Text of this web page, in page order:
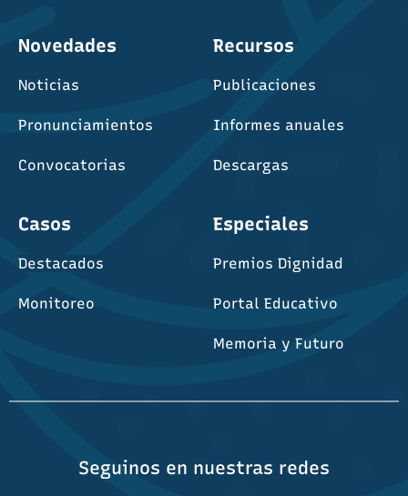
Novedades
Noticias
Pronunciamientos
Convocatorias
Recursos
Publicaciones
Informes anuales
Descargas
Casos
Destacados
Monitoreo
Especiales
Premios Dignidad
Portal Educativo
Memoria y Futuro
Seguinos en nuestras redes